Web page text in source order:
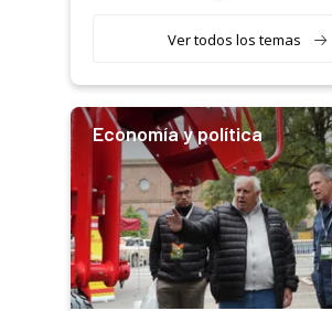
variedades que marcan un
salto tecnológico en genética y
Ver todos los temas
Economía y política